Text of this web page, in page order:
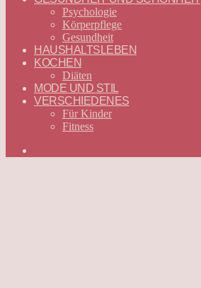
Psychologie
Körperpflege
Gesundheit
HAUSHALTSLEBEN
KOCHEN
Diäten
MODE UND STIL
VERSCHIEDENES
Für Kinder
Fitness